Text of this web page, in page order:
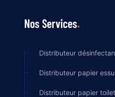
Nos Services
Distributeur
Distributeur papier
Distributeur papier